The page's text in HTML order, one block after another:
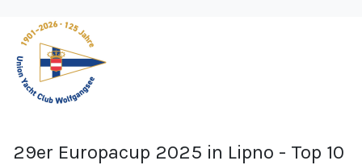
29er Europacup 2025 in Lipno - Top 10